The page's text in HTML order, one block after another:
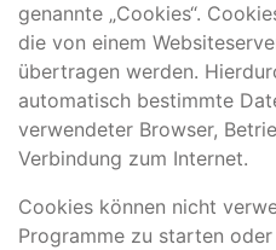
genannte „Cookies“.
die von einem
übertragen werden.
automatisch bestimmte
verwendeter Browser,
Verbindung zum Internet.
Cookies können nicht
Programme zu starten